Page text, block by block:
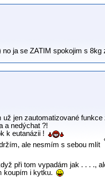
ja se ZATIM spokojim s 8kg
jen zautomatizované
a nedýchat ?!
k eutanázii !
ale nesmím s sebou mlít
při tom vypadám jak . . . .,
koupím i kytku.